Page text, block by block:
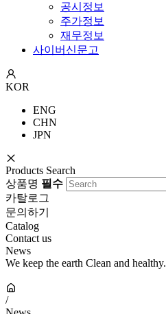
공시정보
주가정보
재무정보
사이버신문고
KOR
ENG
CHN
JPN
Products Search
상품명 필수
카탈로그
문의하기
Catalog
Contact us
News
We keep the earth Clean and healthy.
/